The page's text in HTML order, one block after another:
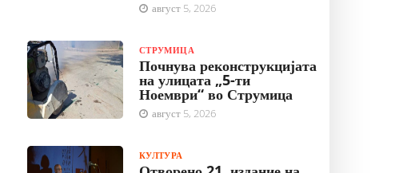
август 5, 2026
СТРУМИЦА
Почнува реконструкцијата
на улицата „5-ти
Ноември“ во Струмица
август 5, 2026
КУЛТУРА